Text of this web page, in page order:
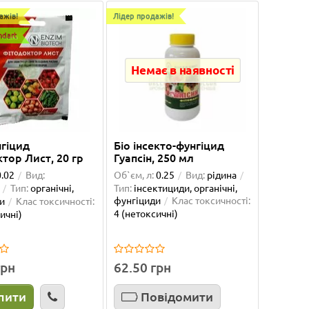
з
Горщик для квітів АРТЕ 1,2 л,
білий-чорний
Дуже дякую магазину Green Decor!
Вирішила оновити інтер’єр і додати
Лист, 20 гр
Вид:
Тип:органічні,
Клас токсичності:
Лідер продажів!
Немає в наявності
Біо інсекто-фунгіцид
Гуапсін, 250 мл
Об`єм, л:0.25 Вид: рідина
Тип: інсектициди, органічні,
фунгіциди
Клас токсичності:
4 (нетоксичні)
62.50 грн
Повідомити